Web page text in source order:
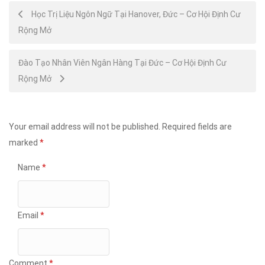
Post
navigation
Học Trị Liệu Ngôn Ngữ Tại Hanover, Đức – Cơ Hội Định Cư
Rộng Mở
Đào Tạo Nhân Viên Ngân Hàng Tại Đức – Cơ Hội Định Cư
Rộng Mở
Your email address will not be published. Required fields are
marked *
Name *
Email *